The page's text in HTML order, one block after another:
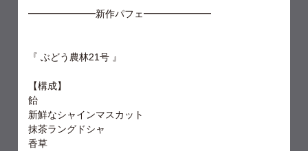
━━━━━━━新作パフェ━━━━━━━
『 ぶどう農林21号 』
【構成】
飴
新鮮なシャインマスカット
抹茶ラングドシャ
香草